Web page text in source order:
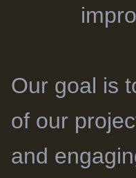
Our goal is
of our
and